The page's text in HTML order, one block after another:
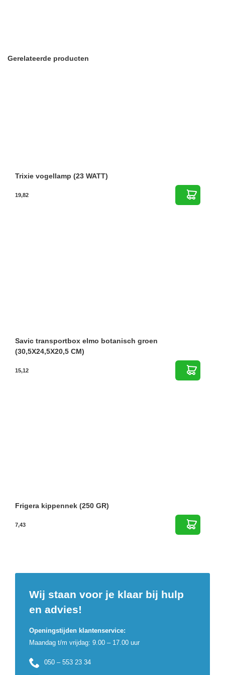
Gerelateerde producten
Trixie vogellamp (23 WATT)
19,82
Savic transportbox elmo botanisch groen
(30,5X24,5X20,5 CM)
15,12
Frigera kippennek (250 GR)
7,43
Wij staan voor je klaar bij hulp
en advies!
Openingstijden klantenservice:
Maandag t/m vrijdag: 9.00 – 17.00 uur
050 – 553 23 34